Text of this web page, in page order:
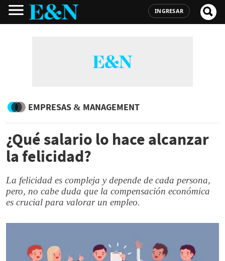
INGRESAR
EMPRESAS & MANAGEMENT
¿Qué salario lo hace alcanzar
la felicidad?
La felicidad es compleja y depende de cada persona,
pero, no cabe duda que la compensación económica
es crucial para valorar un empleo.